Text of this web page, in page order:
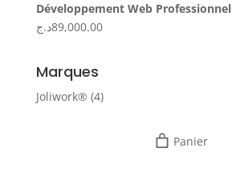
Développement Web Professionnel
89,000.00د.ج
Marques
Joliwork® (4)
Panier